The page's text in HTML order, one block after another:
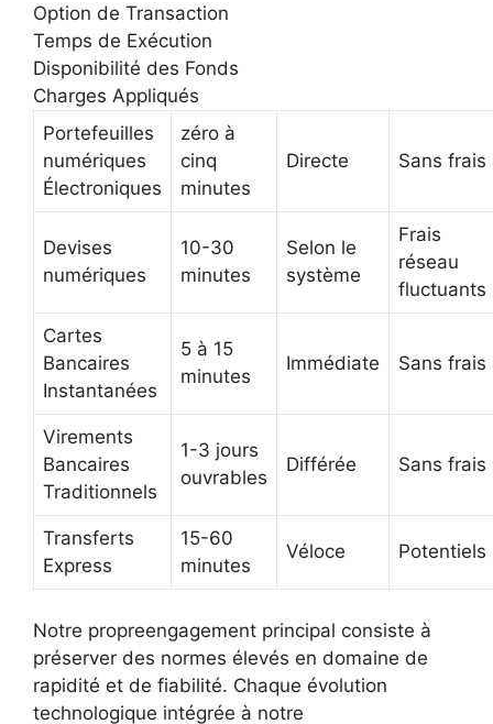
Option de Transaction
Temps de Exécution
Disponibilité des Fonds
Charges Appliqués
Portefeuilles
numériques
Électroniques
zéro à
cinq
minutes
Directe Sans frais
Devises
numériques
10-30
minutes
Selon le
système
Frais
réseau
fluctuants
Cartes
Bancaires
Instantanées
5 à 15
minutes
Immédiate Sans frais
Virements
Bancaires
Traditionnels
1-3 jours
ouvrables
Différée Sans frais
Transferts
Express
15-60
minutes
Véloce Potentiels
Notre propreengagement principal consiste à
préserver des normes élevés en domaine de
rapidité et de fiabilité. Chaque évolution
technologique intégrée à notre